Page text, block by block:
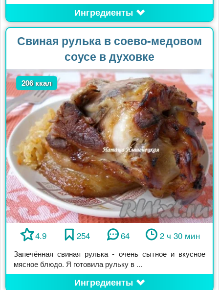
Ингредиенты
Свиная рулька в соево-медовом
соусе в духовке
206 ккал
4.9 254 64 2 ч 30 мин
Запечённая свиная рулька - очень сытное и вкусное
мясное блюдо. Я готовила рульку в ...
Ингредиенты